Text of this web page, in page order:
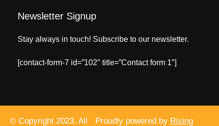
Newsletter Signup
Stay always in touch! Subscribe to our newsletter.
[contact-form-7 id=”102″ title=”Contact form 1″]
© Copyright 2023. All Proudly powered by Rising